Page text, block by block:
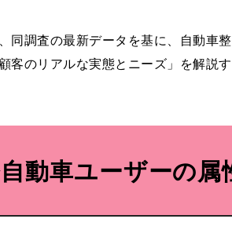
同調査の最新データを基に、自動車
客のリアルな実態とニーズ」を解説す
動車ユーザーの属